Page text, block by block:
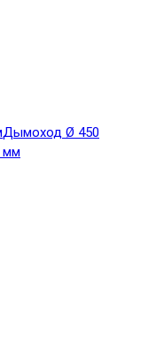
Дымоход Ø 450
мм